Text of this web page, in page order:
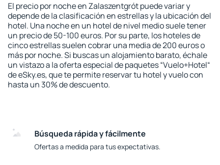
El precio por noche en Zalaszentgrót puede variar y
depende de la clasificación en estrellas y la ubicación del
hotel. Una noche en un hotel de nivel medio suele tener
un precio de 50-100 euros. Por su parte, los hoteles de
cinco estrellas suelen cobrar una media de 200 euros o
más por noche. Si buscas un alojamiento barato, échale
un vistazo a la oferta especial de paquetes “Vuelo+Hotel“
de eSky.es, que te permite reservar tu hotel y vuelo con
hasta un 30% de descuento.
Búsqueda rápida y fácilmente
Ofertas a medida para tus expectativas.